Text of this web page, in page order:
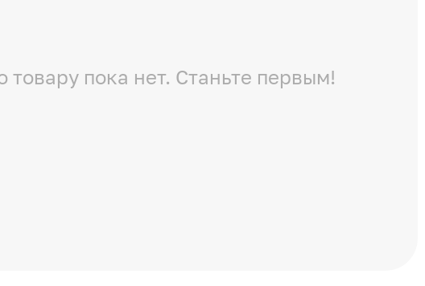
товару пока нет. Станьте первым!